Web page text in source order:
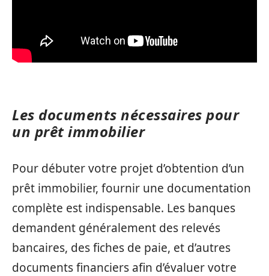
Les documents nécessaires pour
un prêt immobilier
Pour débuter votre projet d’obtention d’un
prêt immobilier, fournir une documentation
complète est indispensable. Les banques
demandent généralement des relevés
bancaires, des fiches de paie, et d’autres
documents financiers afin d’évaluer votre